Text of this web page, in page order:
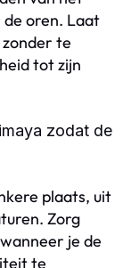
de oren. Laat
te
tot zijn
zodat de
plaats, uit
Zorg
je de
te